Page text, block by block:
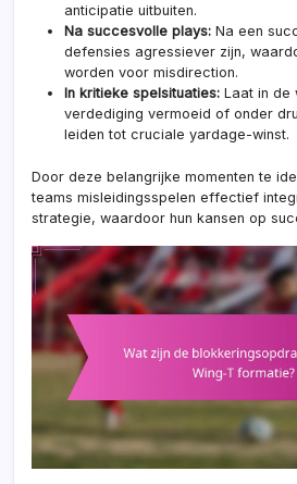
anticipatie uitbuiten.
Na succesvolle plays: Na een
defensies agressiever zijn,
worden voor misdirection.
In kritieke spelsituaties: Laat in de
verdediging vermoeid of onder
leiden tot cruciale yardage-winst.
Door deze belangrijke momenten te
teams misleidingsspelen effectief
strategie, waardoor hun kansen op